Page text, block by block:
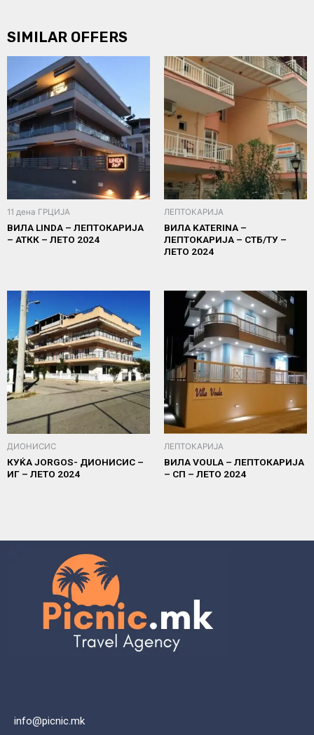
SIMILAR OFFERS
11 дена ГРЦИЈА
ВИЛА LINDA – ЛЕПТОКАРИЈА
– АТКК – ЛЕТО 2024
ЛЕПТОКАРИЈА
ВИЛА KATERINA –
ЛЕПТОКАРИЈА – СТБ/ТУ –
ЛЕТО 2024
ДИОНИСИС
КУЌА JORGOS- ДИОНИСИС –
ИГ – ЛЕТО 2024
ЛЕПТОКАРИЈА
ВИЛА VOULA – ЛЕПТОКАРИЈА
– СП – ЛЕТО 2024
info@picnic.mk